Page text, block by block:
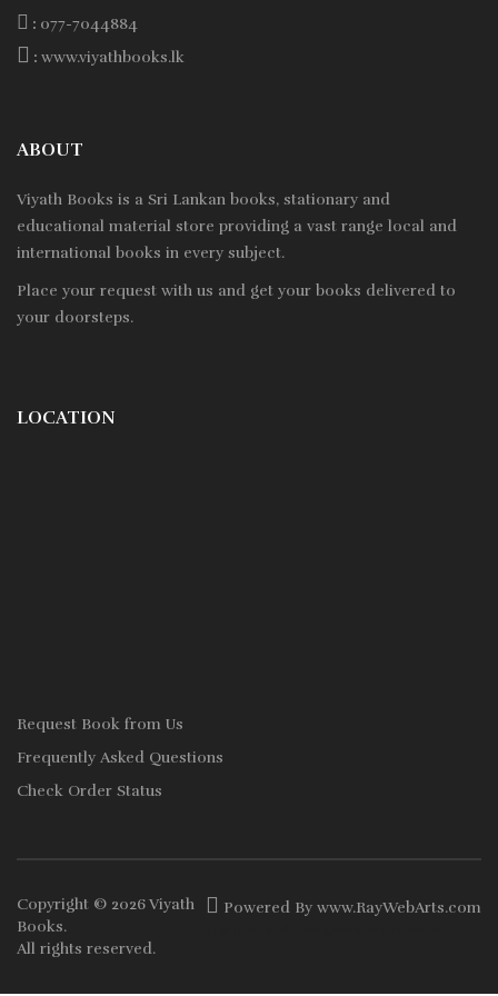
: 077-7044884
: www.viyathbooks.lk
ABOUT
Viyath Books is a Sri Lankan books, stationary and
educational material store providing a vast range local and
international books in every subject.
Place your request with us and get your books delivered to
your doorsteps.
LOCATION
Request Book from Us
Frequently Asked Questions
Check Order Status
Powered By www.RayWebArts.com
Copyright © 2026Viyath
Books.
All rights reserved.